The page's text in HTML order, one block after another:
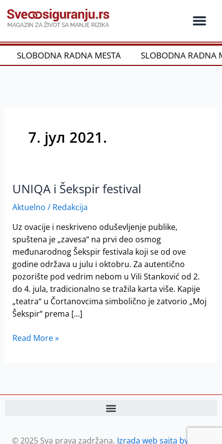
на
садржај
SLOBODNA RADNA MESTA SLOBODNA RADNA
7. јул 2021.
UNIQA i Šekspir festival
Aktuelno / Redakcija
Uz ovacije i neskriveno oduševljenje publike,
spuštena je „zavesa“ na prvi deo osmog
međunarodnog Šekspir festivala koji se od ove
godine održava u julu i oktobru. Za autentično
pozorište pod vedrim nebom u Vili Stanković od 2.
do 4. jula, tradicionalno se tražila karta više. Kapije
„teatra“ u Čortanovcima simbolično je zatvorio „Moj
Šekspir“ prema […]
UNIQA
Šekspir
festival
Read More »
© 2025 Sva prava zadržana. Izrada web sajta by Petar